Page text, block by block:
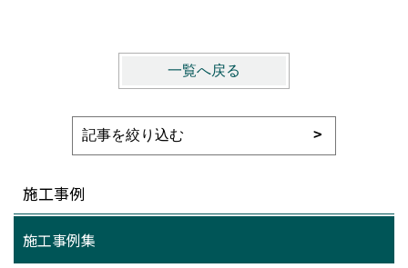
一覧へ戻る
施工事例
施工事例集